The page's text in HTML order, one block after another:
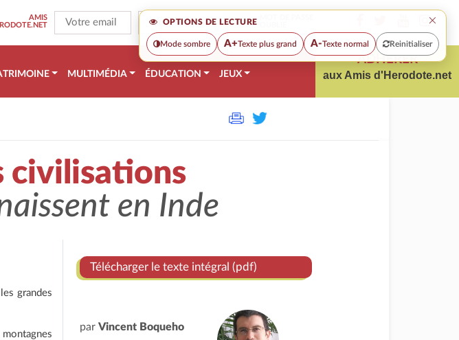
OPTIONS DE LECTURE ×
Mode sombre A+Texte plus grand A-Texte normal Reinitialiser
AMIS
MULTIMÉDIA ÉDUCATION JEUX
ADHÉRER
aux Amis d'Herodote.net
civilisations
en Inde
grandes
Télécharger le texte intégral (pdf)
par Vincent Boqueho